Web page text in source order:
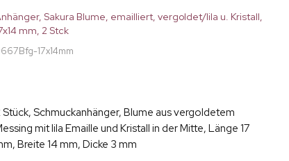
Sakura Blume, emailliert, vergoldet/lila u. Kristall,
mm, 2 Stck
17x14mm
Stück, Schmuckanhänger, Blume aus vergoldetem
mit lila Emaille und Kristall in der Mitte, Länge 17
Breite 14 mm, Dicke 3 mm